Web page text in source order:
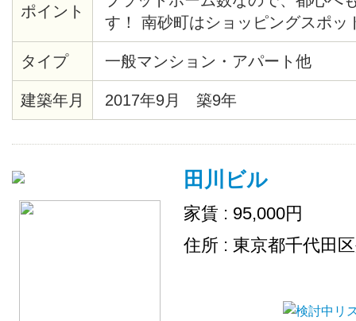
ポイント
す！ 南砂町はショッピングスポッ
り、お買い物にも困りません♪ 物
自然を感じられる環境で、治安も
も安心して暮らす事ができますよ
パーや食器洗剤などの消耗品は、
タイプ 一般マンション・アパート他
建築年月 2017年9月 築9年
田川ビル
家賃 : 95,000円
住所 : 東京都千代田